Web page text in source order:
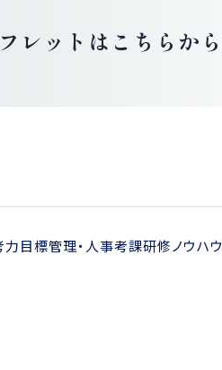
レットはこちらから
力目標管理・人事考課研修ノウハウ